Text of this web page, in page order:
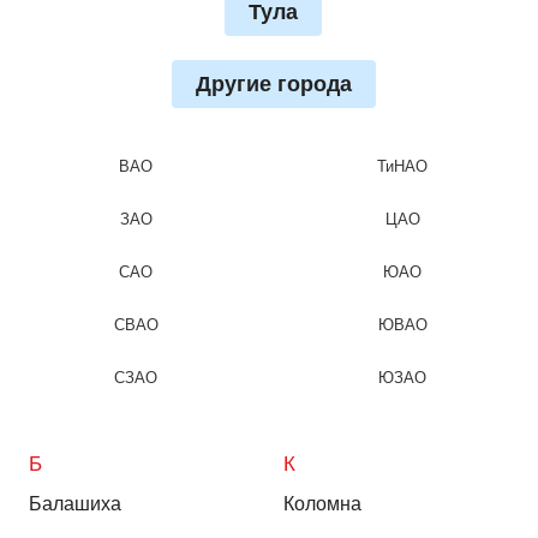
Тула
Другие города
ВАО
ЗАО
САО
СВАО
СЗАО
ТиНАО
ЦАО
ЮАО
ЮВАО
ЮЗАО
Б
Балашиха
К
Коломна